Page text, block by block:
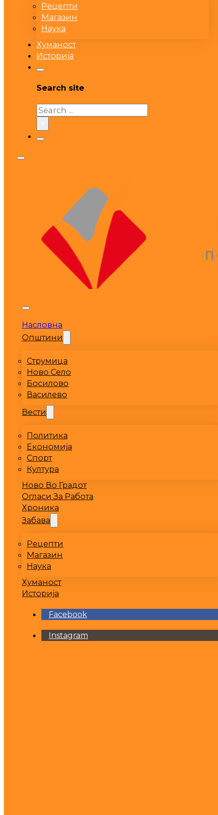
Рецепти
Магазин
Наука
Хуманост
Историја
Search site
Search
Насловна
Општини
Струмица
Ново Село
Босилово
Василево
Вести
Политика
Економија
Спорт
Култура
Ново Во Градот
Огласи За Работа
Хроника
Забава
Рецепти
Магазин
Наука
Хуманост
Историја
Facebook
Instagram